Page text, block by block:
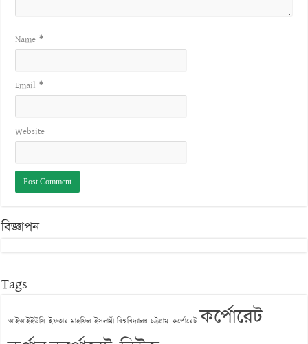
Name*
Email*
Website
বিজ্ঞাপন
Tags
আইআইইউসি ইফতার মাহফিল ইসলামী বিশ্ববিদ্যালয় চট্রগ্রাম কর্পোরেট কর্পোরেট